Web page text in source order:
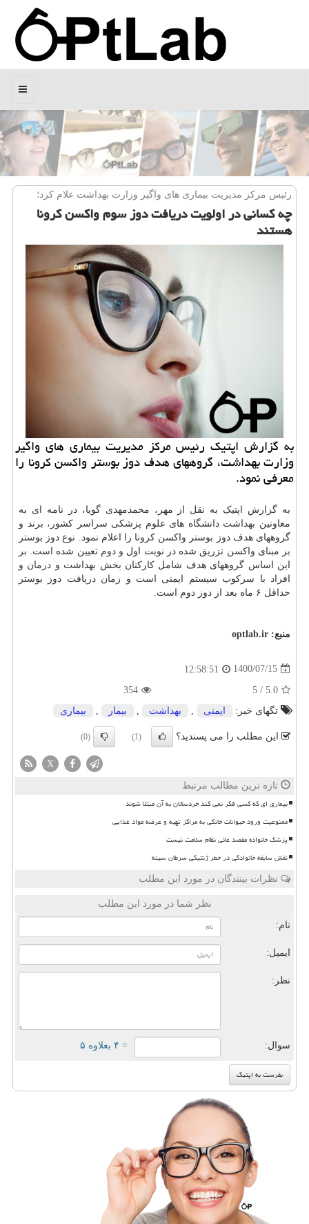
منو
رئیس مركز مدیریت بیماری های واگیر وزارت بهداشت علام كرد؛
چه کسانی در اولویت دریافت دوز سوم واکسن کرونا
هستند
به گزارش اپتیک رئیس مرکز مدیریت بیماری های واگیر
وزارت بهداشت، گروههای هدف دوز بوستر واکسن کرونا را
معرفی نمود.
به گزارش اپتیک به نقل از مهر، محمدمهدی گویا، در نامه ای به
معاونین بهداشت دانشگاه های علوم پزشکی سراسر کشور، برند و
گروههای هدف دوز بوستر واکسن کرونا را اعلام نمود. نوع دوز بوستر
بر مبنای واکسن تزریق شده در نوبت اول و دوم تعیین شده است. بر
این اساس گروههای هدف شامل کارکنان بخش بهداشت و درمان و
افراد با سرکوب سیستم ایمنی است و زمان دریافت دوز بوستر
حداقل ۶ ماه بعد از دوز دوم است.
منبع: optlab.ir
1400/07/15
12:58:51
5.0
/
5
354
تگهای خبر:
ایمنی بهداشت بیمار بیماری
این مطلب را می پسندید؟ (1)
(0)
X
تازه ترین مطالب مرتبط
بیماری ای که کسی فکر نمی کند خردسالان به آن مبتلا شوند
ممنوعیت ورود حیوانات خانگی به مراکز تهیه و عرضه مواد غذایی
پزشک خانواده مقصد غائی نظام سلامت نیست
نقش سابقه خانوادگی در خطر ژنتیکی سرطان سینه
نظرات بینندگان در مورد این مطلب
نظر شما در مورد این مطلب
نام:
ایمیل:
نظر:
سوال: = ۴ بعلاوه ۵